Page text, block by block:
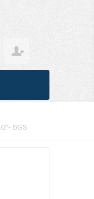
2"- BGS